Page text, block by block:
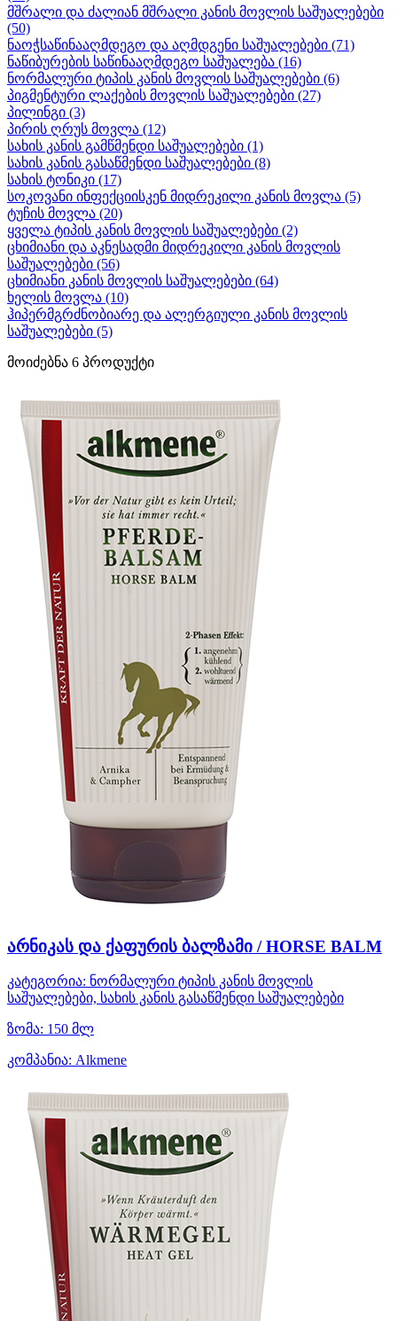
მშრალი და ძალიან მშრალი კანის მოვლის საშუალებები
(50)
ნაოჭსაწინააღმდეგო და აღმდგენი საშუალებები (71)
ნაწიბურების საწინააღმდეგო საშუალება (16)
ნორმალური ტიპის კანის მოვლის საშუალებები (6)
პიგმენტური ლაქების მოვლის საშუალებები (27)
პილინგი (3)
პირის ღრუს მოვლა (12)
სახის კანის გამწმენდი საშუალებები (1)
სახის კანის გასაწმენდი საშუალებები (8)
სახის ტონიკი (17)
სოკოვანი ინფექციისკენ მიდრეკილი კანის მოვლა (5)
ტუჩის მოვლა (20)
ყველა ტიპის კანის მოვლის საშუალებები (2)
ცხიმიანი და აკნესადმი მიდრეკილი კანის მოვლის
საშუალებები (56)
ცხიმიანი კანის მოვლის საშუალებები (64)
ხელის მოვლა (10)
ჰიპერმგრძნობიარე და ალერგიული კანის მოვლის
საშუალებები (5)
მოიძებნა 6 პროდუქტი
არნიკას და ქაფურის ბალზამი / HORSE BALM
კატეგორია: ნორმალური ტიპის კანის მოვლის
საშუალებები, სახის კანის გასაწმენდი საშუალებები
ზომა: 150 მლ
კომპანია: Alkmene